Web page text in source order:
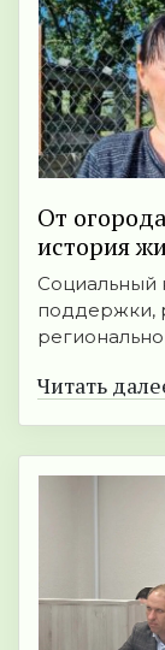
От
история
Социальный
поддержки,
Читать